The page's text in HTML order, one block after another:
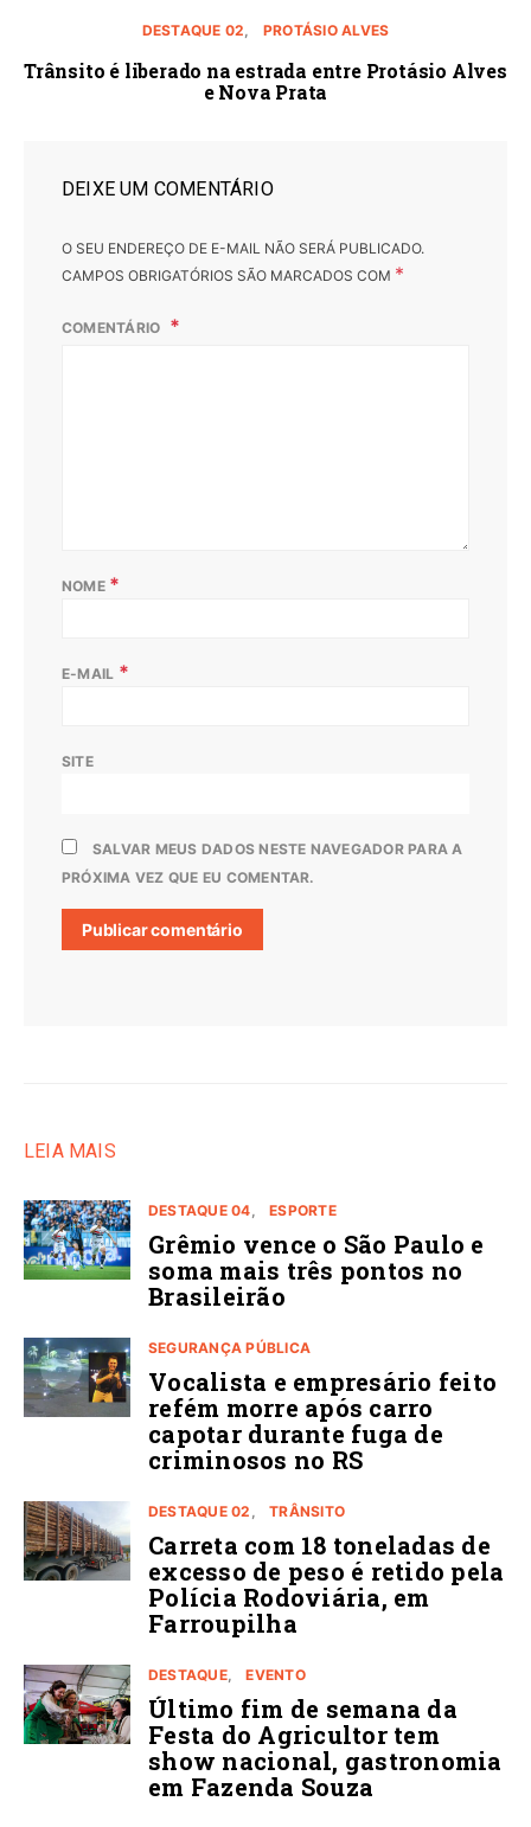
DESTAQUE 02 PROTÁSIO ALVES
Trânsito é liberado na estrada entre Protásio Alves
e Nova Prata
DEIXE UM COMENTÁRIO
O SEU ENDEREÇO DE E-MAIL NÃO SERÁ PUBLICADO.
CAMPOS OBRIGATÓRIOS SÃO MARCADOS COM *
COMENTÁRIO
NOME *
E-MAIL *
SITE
SALVAR MEUS DADOS NESTE NAVEGADOR PARA A
PRÓXIMA VEZ QUE EU COMENTAR.
LEIA MAIS
DESTAQUE 04 ESPORTE
Grêmio vence o São Paulo e
soma mais três pontos no
Brasileirão
SEGURANÇA PÚBLICA
Vocalista e empresário feito
refém morre após carro
capotar durante fuga de
criminosos no RS
DESTAQUE 02 TRÂNSITO
Carreta com 18 toneladas de
excesso de peso é retido pela
Polícia Rodoviária, em
Farroupilha
DESTAQUE EVENTO
Último fim de semana da
Festa do Agricultor tem
show nacional, gastronomia
em Fazenda Souza